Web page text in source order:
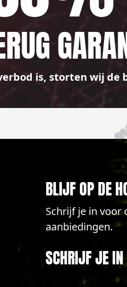
is, storten wij
BLIJF OP DE
Schrijf je in voor
aanbiedingen.
SCHRIJF JE IN